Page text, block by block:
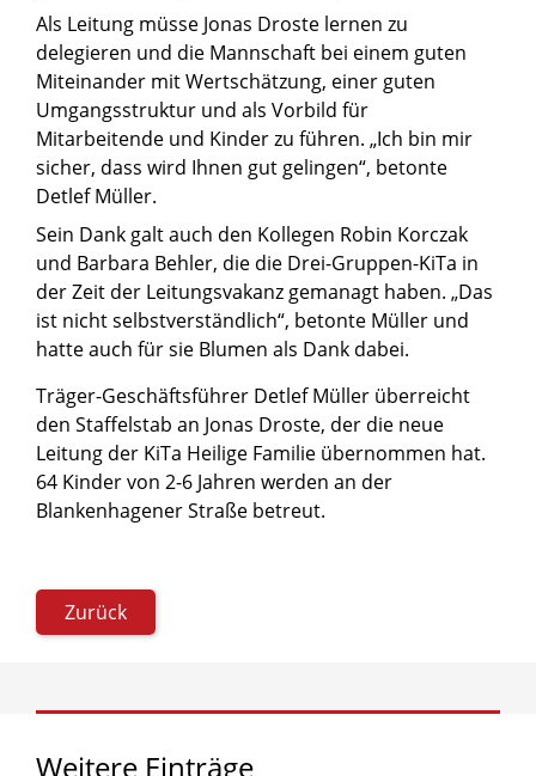
Als Leitung müsse Jonas Droste lernen zu
delegieren und die Mannschaft bei einem guten
Miteinander mit Wertschätzung, einer guten
Umgangsstruktur und als Vorbild für
Mitarbeitende und Kinder zu führen. „Ich bin mir
sicher, dass wird Ihnen gut gelingen“, betonte
Detlef Müller.
Sein Dank galt auch den Kollegen Robin Korczak
und Barbara Behler, die die Drei-Gruppen-KiTa in
der Zeit der Leitungsvakanz gemanagt haben. „Das
ist nicht selbstverständlich“, betonte Müller und
hatte auch für sie Blumen als Dank dabei.
Träger-Geschäftsführer Detlef Müller überreicht
den Staffelstab an Jonas Droste, der die neue
Leitung der KiTa Heilige Familie übernommen hat.
64 Kinder von 2-6 Jahren werden an der
Blankenhagener Straße betreut.
Zurück
Weitere Einträge